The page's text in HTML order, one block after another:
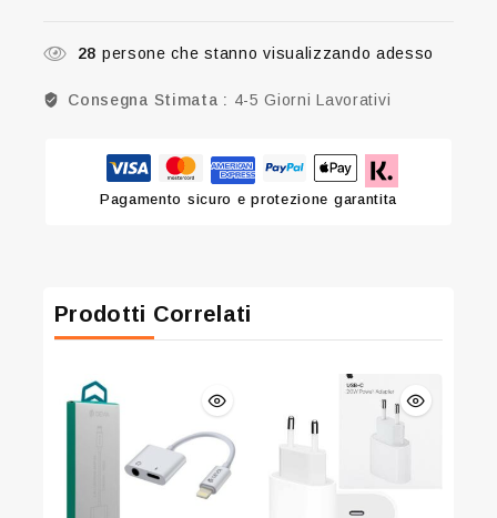
28 persone che stanno visualizzando adesso
Consegna Stimata : 4-5 Giorni Lavorativi
Pagamento sicuro e protezione garantita
Prodotti Correlati